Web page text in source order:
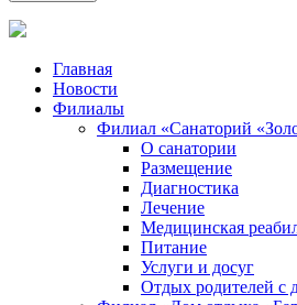
Главная
Новости
Филиалы
Филиал «Санаторий
О санатории
Размещение
Диагностика
Лечение
Медицинская
Питание
Услуги и досуг
Отдых родителей с